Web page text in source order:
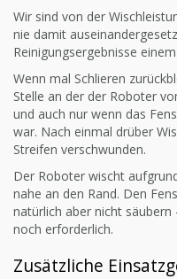
Wir sind von der
nie damit
Reinigungsergebnisse
Wenn mal Schlieren
Stelle an der der Roboter
und auch nur wenn das
war. Nach einmal drüber
Streifen verschwunden.
Der Roboter wischt
nahe an den Rand. Den
natürlich aber nicht
noch erforderlich.
Zusätzliche